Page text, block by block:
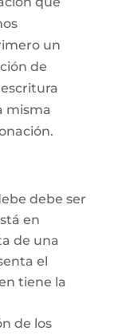
un
de
misma
debe ser
en
de una
el
tiene la
de los